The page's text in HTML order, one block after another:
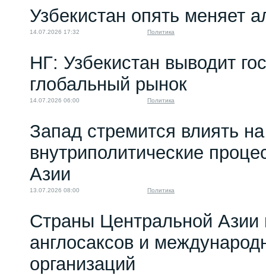
Узбекистан опять меняет
14.07.2026 17:32 Политика
НГ: Узбекистан выводит
глобальный рынок
14.07.2026 06:00 Политика
Запад стремится влиять на
внутриполитические
Азии
13.07.2026 08:00 Политика
Страны Центральной Азии
англосаксов и
организаций